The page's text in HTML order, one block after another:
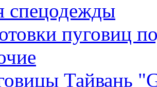
спецодежды
пуговиц
Тайвань